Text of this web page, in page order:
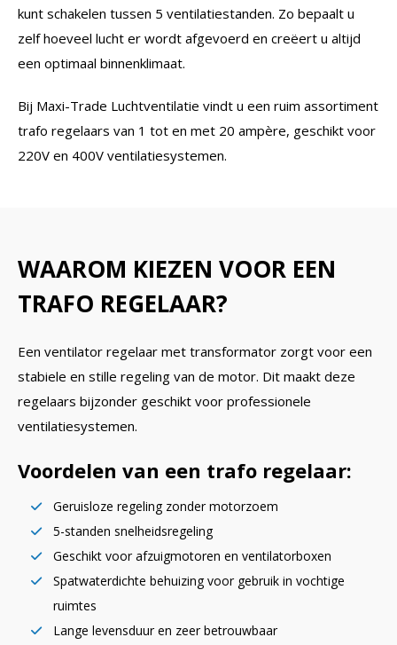
kunt schakelen tussen 5 ventilatiestanden. Zo bepaalt u
zelf hoeveel lucht er wordt afgevoerd en creëert u altijd
een optimaal binnenklimaat.
Bij Maxi-Trade Luchtventilatie vindt u een ruim assortiment
trafo regelaars van 1 tot en met 20 ampère, geschikt voor
220V en 400V ventilatiesystemen.
WAAROM KIEZEN VOOR EEN
TRAFO REGELAAR?
Een ventilator regelaar met transformator zorgt voor een
stabiele en stille regeling van de motor. Dit maakt deze
regelaars bijzonder geschikt voor professionele
ventilatiesystemen.
Voordelen van een trafo regelaar:
Geruisloze regeling zonder motorzoem
5-standen snelheidsregeling
Geschikt voor afzuigmotoren en ventilatorboxen
Spatwaterdichte behuizing voor gebruik in vochtige
ruimtes
Lange levensduur en zeer betrouwbaar